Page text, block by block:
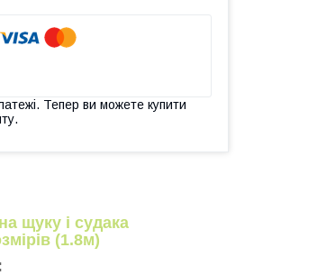
Тепер ви можете купити
щуку і судака
(1.8м)